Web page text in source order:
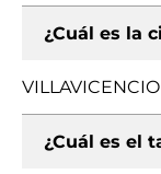
¿Cuál es la
VILLAVICENCIO
¿Cuál es el